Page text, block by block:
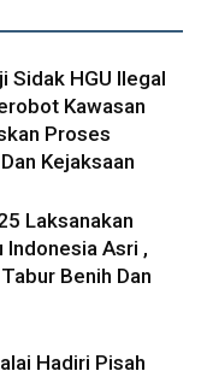
Sidak HGU Ilegal
Kawasan
Proses
Kejaksaan
Laksanakan
Indonesia Asri ,
Benih Dan
Hadiri Pisah